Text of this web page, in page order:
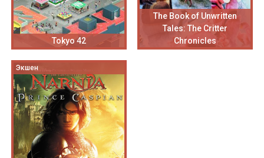
Tokyo 42
The Book of Unwritten
Tales: The Critter
Chronicles
Экшен